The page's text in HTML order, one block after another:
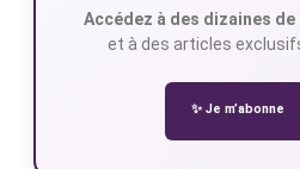
Accédez à des dizaines
et à des articles
✨ Je m’abonne